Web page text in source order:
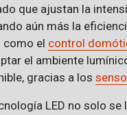
que ajustan la
aún más la
como el control
el ambiente
gracias a los
LED no solo